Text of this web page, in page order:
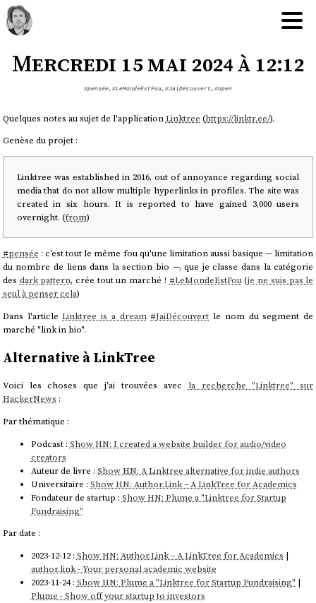
Mercredi 15 mai 2024 à 12:12
#pensée, #LeMondeEstFou, #JaiDécouvert, #open
Quelques notes au sujet de l'applicationLinktree (https://linktr.ee/).
Genèse du projet :
Linktree was established in 2016, out of annoyance regarding social
media that do not allow multiple hyperlinks in profiles. The site was
created in six hours. It is reported to have gained 3,000 users
overnight. (from)
#pensée : c'est tout le même fou qu'une limitation aussi basique — limitation
du nombre de liens dans la section bio —, que je classe dans la catégorie
des dark pattern, crée tout un marché ! #LeMondeEstFou(je ne suis pas le
seul à penser cela)
Dans l'articleLinktree is a dream #JaiDécouvert le nom du segment de
marché "link in bio".
Alternative à LinkTree
Voici les choses que j'ai trouvées avec la recherche "Linktree" sur
HackerNews :
Par thématique :
Podcast : Show HN: I created a website builder for audio/video
creators
Auteur de livre : Show HN: A Linktree alternative for indie authors
Universitaire : Show HN: Author.Link – A LinkTree for Academics
Fondateur de startup : Show HN: Plume a "Linktree for Startup
Fundraising"
Par date :
2023-12-12 : Show HN: Author.Link – A LinkTree for Academics |
author.link - Your personal academic website
2023-11-24 : Show HN: Plume a "Linktree for Startup Fundraising" |
Plume - Show off your startup to investors